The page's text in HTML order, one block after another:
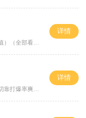
（全部看脸）
详情
打爆率爽翻天
详情